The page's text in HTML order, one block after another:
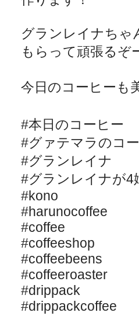
グランレイナちゃ
もらって頑張るぞ
今日のコーヒーも
#本日のコーヒー
#グァテマラのコ
#グランレイナ
#グランレイナが4
#kono
#harunocoffee
#coffee
#coffeeshop
#coffeebeens
#coffeeroaster
#drippack
#drippackcoffee